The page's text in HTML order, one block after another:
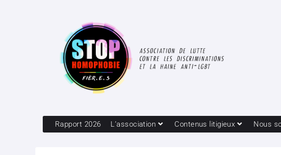
Rapport 2026 L’association Contenus litigieux Nous